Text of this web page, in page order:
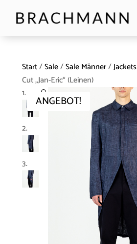
Start/Sale/Sale Männer/Jackets
Cut „Jan-Eric“ (Leinen)
ANGEBOT!
🔍